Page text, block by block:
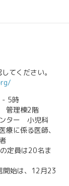
てください。
- 5時
管理棟2階
ター 小児科
療に係る医師、
定員は20名ま
始は、12月23